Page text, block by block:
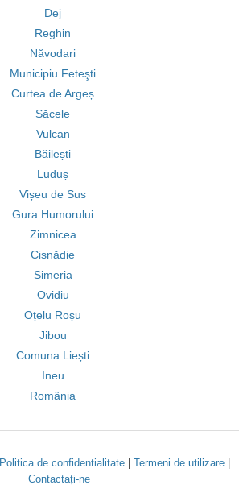
Dej
Reghin
Năvodari
Municipiu Feteşti
Curtea de Argeș
Săcele
Vulcan
Băilești
Luduș
Vișeu de Sus
Gura Humorului
Zimnicea
Cisnădie
Simeria
Ovidiu
Oțelu Roșu
Jibou
Comuna Liești
Ineu
România
Politica de confidentialitate| Termeni de utilizare|
Contactați-ne